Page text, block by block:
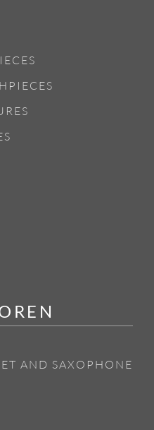
AND SAXOPHONE